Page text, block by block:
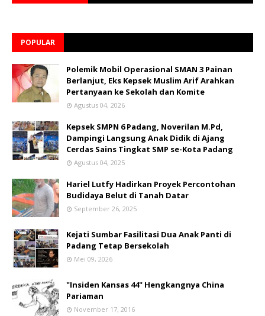
POPULAR
Polemik Mobil Operasional SMAN 3 Painan
Berlanjut, Eks Kepsek Muslim Arif Arahkan
Pertanyaan ke Sekolah dan Komite
Agustus 04, 2026
Kepsek SMPN 6 Padang, Noverilan M.Pd,
Dampingi Langsung Anak Didik di Ajang
Cerdas Sains Tingkat SMP se-Kota Padang
Agustus 04, 2025
Hariel Lutfy Hadirkan Proyek Percontohan
Budidaya Belut di Tanah Datar
September 26, 2025
Kejati Sumbar Fasilitasi Dua Anak Panti di
Padang Tetap Bersekolah
Mei 09, 2026
"Insiden Kansas 44" Hengkangnya China
Pariaman
November 17, 2016